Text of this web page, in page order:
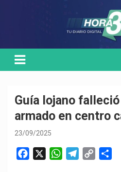
Guía lojano
armado en centro
23/09/2025
W